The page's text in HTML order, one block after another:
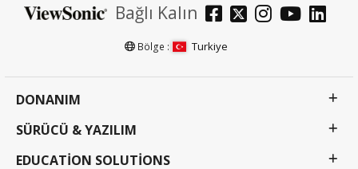
Bağlı Kalın
Bölge : Turkiye
DONANIM
SÜRÜCÜ & YAZILIM
EDUCATION SOLUTIONS